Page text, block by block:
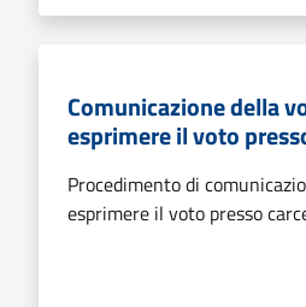
Comunicazione della
esprimere il voto
Procedimento di
esprimere il voto presso